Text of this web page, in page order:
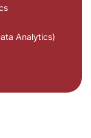
Analytics)